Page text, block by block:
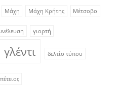
Μάχη Μάχη Κρήτης Μέτσοβο
γιορτή
γλέντι δελτίο τύπου